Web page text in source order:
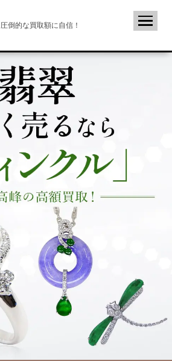
圧倒的な買取額に自信！